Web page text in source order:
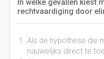
In welke gevallen kiest
rechtvaardiging door
Als de hypothese die
nauwelijks direct te